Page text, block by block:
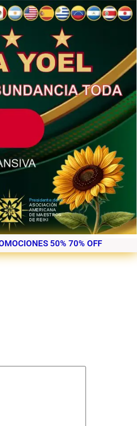
50% 70% OFF